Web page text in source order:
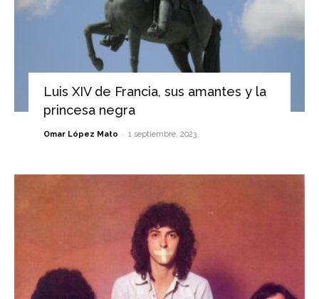
Luis XIV de Francia, sus amantes y la
princesa negra
Omar López Mato - 1 septiembre, 2023